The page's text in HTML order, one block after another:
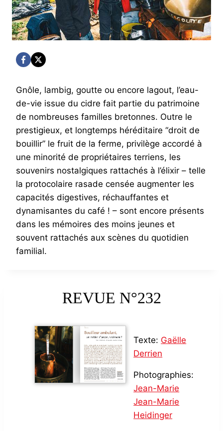
Gnôle, lambig, goutte ou encore lagout, l’eau-
de-vie issue du cidre fait partie du patrimoine
de nombreuses familles bretonnes. Outre le
prestigieux, et longtemps héréditaire “droit de
bouillir” le fruit de la ferme, privilège accordé à
une minorité de propriétaires terriens, les
souvenirs nostalgiques rattachés à l’élixir – telle
la protocolaire rasade censée augmenter les
capacités digestives, réchauffantes et
dynamisantes du café ! – sont encore présents
dans les mémoires des moins jeunes et
souvent rattachés aux scènes du quotidien
familial.
REVUE N°232
Texte: Gaëlle
Derrien
Photographies:
Jean-Marie
Jean-Marie
Heidinger